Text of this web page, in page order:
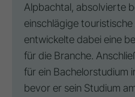
Alpbachtal, absolvierte
einschlägige
entwickelte dabei eine
für die Branche.
für ein Bachelorstudium
bevor er sein Studium